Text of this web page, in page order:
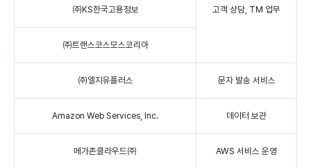
고객 상담, TM 업무
㈜KS한국고용정보
㈜트랜스코스모스코리아
㈜엘지유플러스 문자 발송 서비스
Amazon Web Services, Inc. 데이터 보관
메가존클라우드㈜ AWS 서비스 운영